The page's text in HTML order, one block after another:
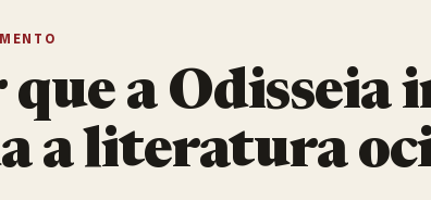
que a Odisseia
a literatura